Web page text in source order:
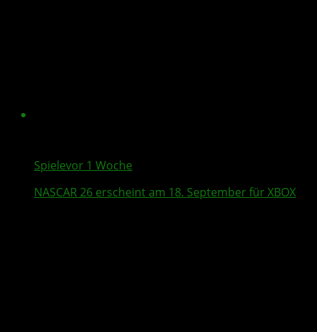
Spielevor 1 Woche
NASCAR 26 erscheint am 18. September für XBOX